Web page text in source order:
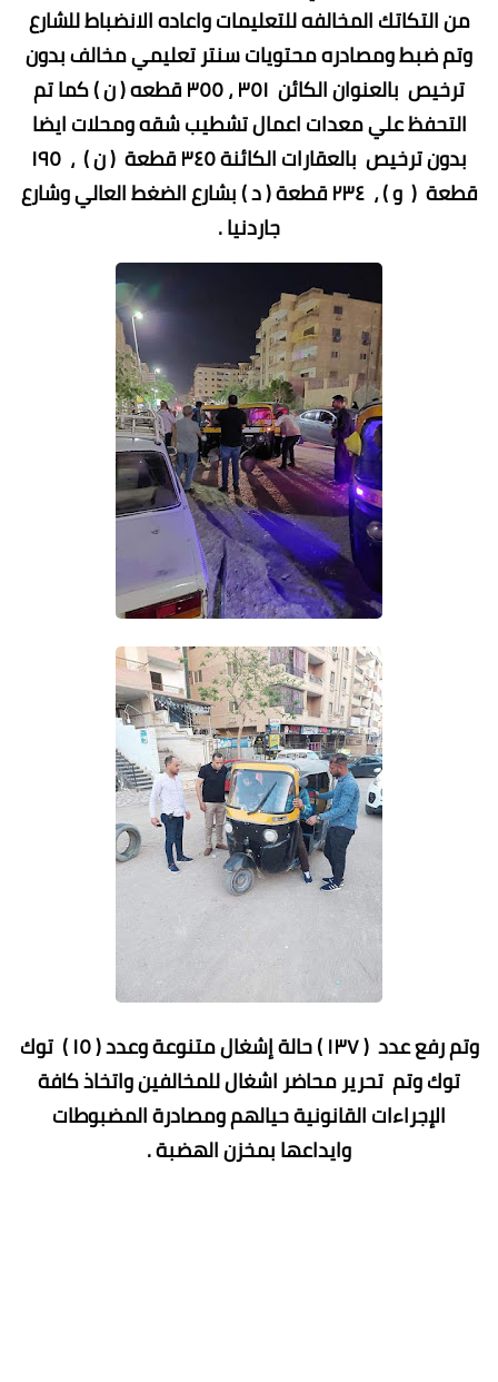
من التكاتك المخالفه للتعليمات واعاده الانضباط للشارع
وتم ضبط ومصادره محتويات سنتر تعليمي مخالف بدون
ترخيص بالعنوان الكائن ٣٥١ ، ٣٥٥ قطعه ( ن ) كما تم
التحفظ علي معدات اعمال تشطيب شقه ومحلات ايضا
بدون ترخيص بالعقارات الكائنة ٣٤٥ قطعة ( ن ) ، ١٩٥
قطعة ( و ) ، ٢٣٤ قطعة ( د ) بشارع الضغط العالي وشارع
جاردنيا .
وتم رفع عدد ( ١٣٧ ) حالة إشغال متنوعة وعدد ( ١٥ ) توك
توك وتم تحرير محاضر اشغال للمخالفين واتخاذ كافة
الإجراءات القانونية حيالهم ومصادرة المضبوطات
وايداعها بمخزن الهضبة .